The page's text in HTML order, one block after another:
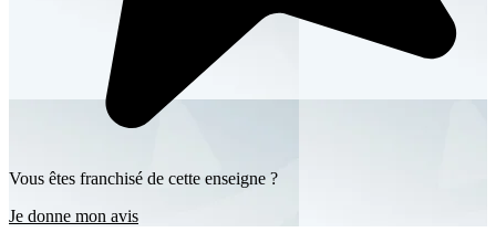
Vous êtes franchisé de cette enseigne ?
Je donne mon avis